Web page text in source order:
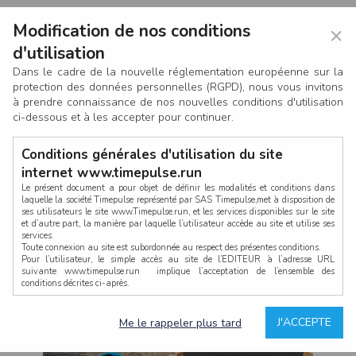
CONNEXION
×
Modification de nos conditions
d'utilisation
Dans le cadre de la nouvelle réglementation européenne sur la
protection des données personnelles (RGPD), nous vous invitons
à prendre connaissance de nos nouvelles conditions d'utilisation
ci-dessous et à les accepter pour continuer.
Conditions générales d'utilisation du site
internet www.timepulse.run
Le présent document a pour objet de définir les modalités et conditions dans
laquelle la société Timepulse représenté par SAS Timepulse,met à disposition de
ses utilisateurs le site www.Timepulse.run, et les services disponibles sur le site
et d’autre part, la manière par laquelle l’utilisateur accède au site et utilise ses
services.
Toute connexion au site est subordonnée au respect des présentes conditions.
Pour l’utilisateur, le simple accès au site de l’EDITEUR à l’adresse URL
suivante www.timepulse.run implique l’acceptation de l’ensemble des
conditions décrites ci-après.
La structure générale du site www.timepulse.run, par quelque procédé que ce
soit, sans l'autorisation préalable et par écrit de Fourcherot Mickael et/ou de ses
J'ACCEPTE
Me le rappeler plus tard